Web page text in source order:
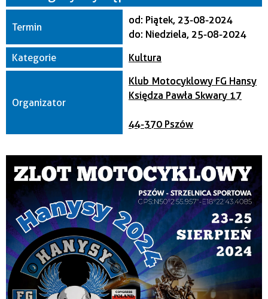
Termin
od: Piątek, 23-08-2024
do: Niedziela, 25-08-2024
Kategorie
Kultura
Organizator
Klub Motocyklowy FG Hansy
Księdza Pawła Skwary 17
44-370 Pszów